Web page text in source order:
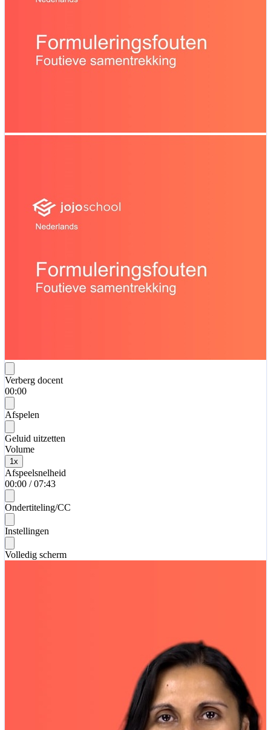
Verberg docent
00:00
Afspelen
Geluid uitzetten
Volume
1 x
Afspeelsnelheid
00:00 / 07:43
Ondertiteling/CC
Instellingen
Volledig scherm